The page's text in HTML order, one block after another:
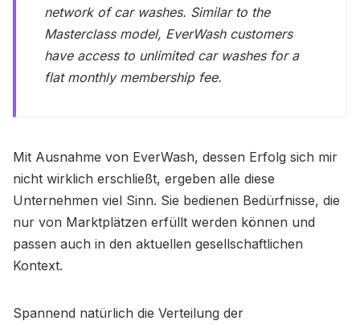
network of car washes. Similar to the
Masterclass model, EverWash customers
have access to unlimited car washes for a
flat monthly membership fee.
Mit Ausnahme von EverWash, dessen Erfolg sich mir
nicht wirklich erschließt, ergeben alle diese
Unternehmen viel Sinn. Sie bedienen Bedürfnisse, die
nur von Marktplätzen erfüllt werden können und
passen auch in den aktuellen gesellschaftlichen
Kontext.
Spannend natürlich die Verteilung der